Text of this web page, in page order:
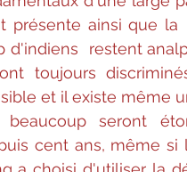
présente ainsi que la
restent
toujours
et il existe même
beaucoup seront
cent ans, même